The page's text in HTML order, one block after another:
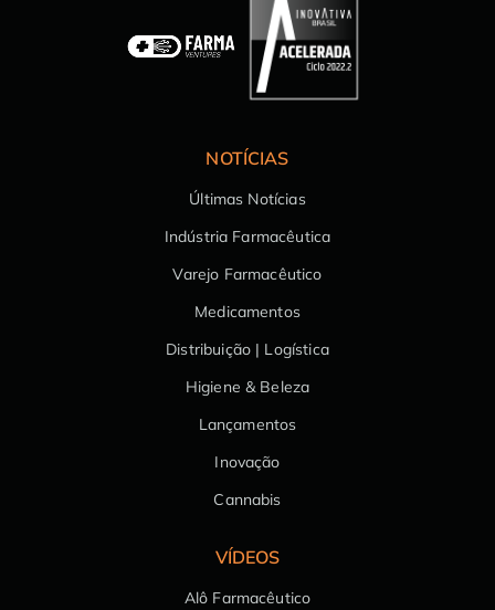
NOTÍCIAS
Últimas Notícias
Indústria Farmacêutica
Varejo Farmacêutico
Medicamentos
Distribuição | Logística
Higiene & Beleza
Lançamentos
Inovação
Cannabis
VÍDEOS
Alô Farmacêutico